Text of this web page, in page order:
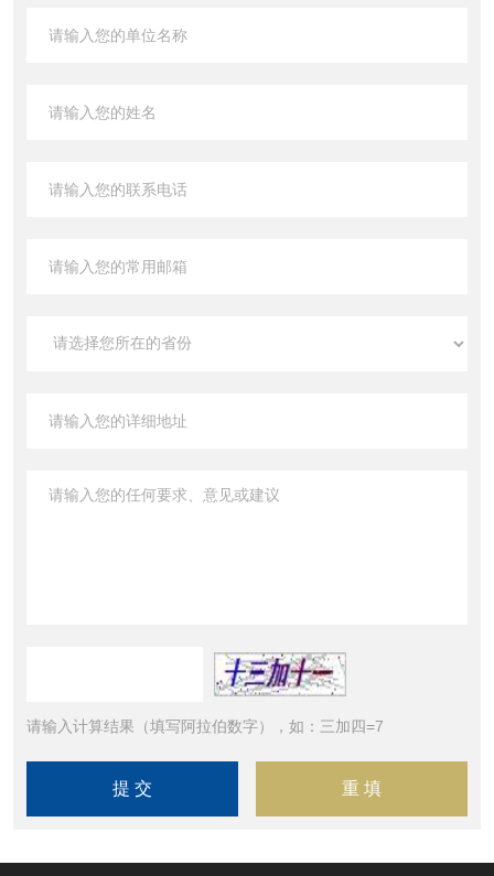
请输入计算结果（填写阿拉伯数字），如：三加四=7